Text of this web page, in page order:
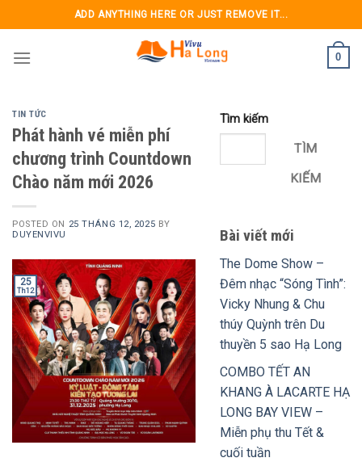
to
content
ADD ANYTHING HERE OR JUST REMOVE IT...
0
TIN TỨC
Phát hành vé miễn phí
chương trình Countdown
Chào năm mới 2026
POSTED ON 25 THÁNG 12, 2025 BY
DUYENVIVU
25
Th12
Tìm kiếm
TÌM
KIẾM
Bài viết mới
The Dome Show –
Đêm nhạc “Sóng Tình”:
Vicky Nhung & Chu
thúy Quỳnh trên Du
thuyền 5 sao Hạ Long
COMBO TẾT AN
KHANG À LACARTE HẠ
LONG BAY VIEW –
Miễn phụ thu Tết &
cuối tuần